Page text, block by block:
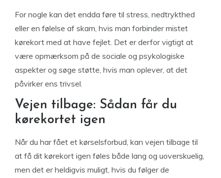
For nogle kan det endda føre til stress, nedtrykthed
eller en følelse af skam, hvis man forbinder mistet
kørekort med at have fejlet. Det er derfor vigtigt at
være opmærksom på de sociale og psykologiske
aspekter og søge støtte, hvis man oplever, at det
påvirker ens trivsel.
Vejen tilbage: Sådan får du
kørekortet igen
Når du har fået et kørselsforbud, kan vejen tilbage til
at få dit kørekort igen føles både lang og uoverskuelig,
men det er heldigvis muligt, hvis du følger de